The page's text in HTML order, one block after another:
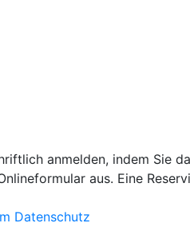
anmelden, indem Sie
aus. Eine
Datenschutz